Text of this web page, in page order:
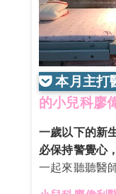
本月主打
的小兒科廖
一歲以下的新
必保持警覺心
一起來聽聽醫